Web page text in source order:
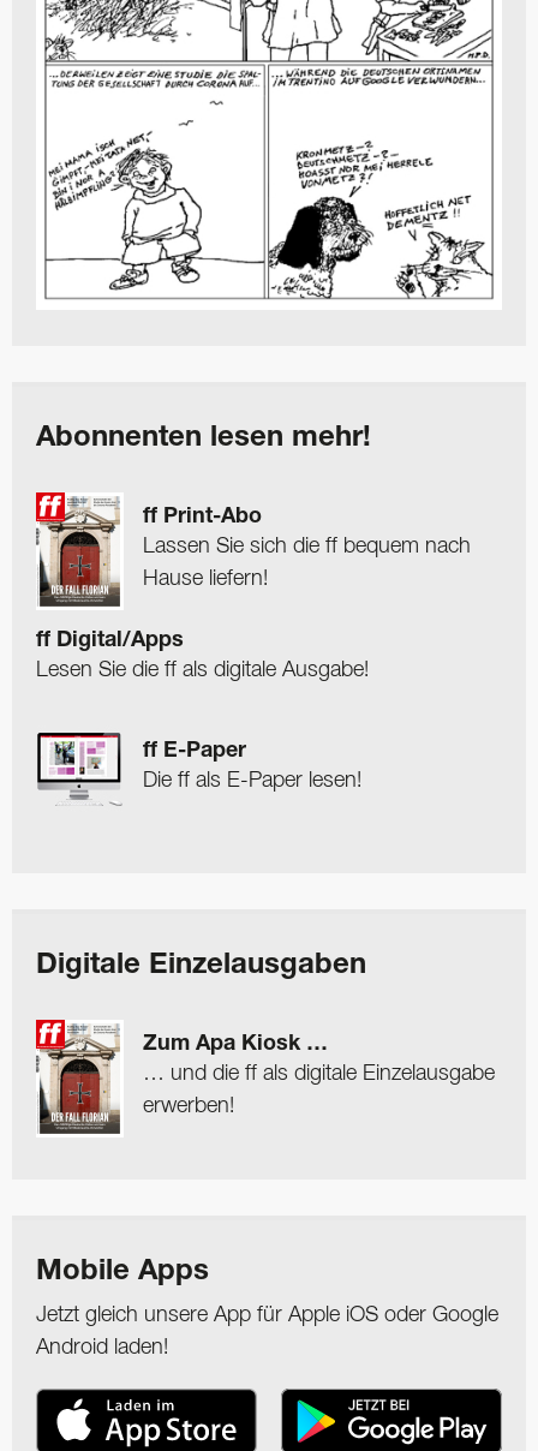
Abonnenten lesen mehr!
ff Print-Abo
Lassen Sie sich die ff bequem nach
Hause liefern!
ff Digital/Apps
Lesen Sie die ff als digitale Ausgabe!
ff E-Paper
Die ff als E-Paper lesen!
Digitale Einzelausgaben
Zum Apa Kiosk …
… und die ff als digitale Einzelausgabe
erwerben!
Mobile Apps
Jetzt gleich unsere App für Apple iOS oder Google
Android laden!